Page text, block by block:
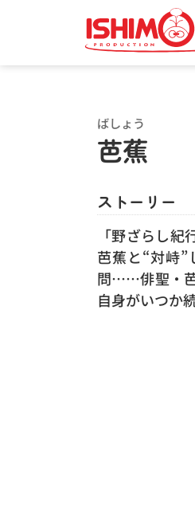
ばしょう
芭蕉
ストーリー
「野ざらし
芭蕉と“対峙
問……俳聖・
自身がいつか